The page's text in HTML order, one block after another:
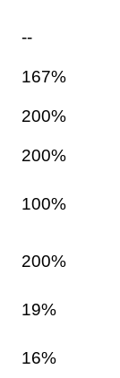
--
167%
200%
200%
100%
200%
19%
16%